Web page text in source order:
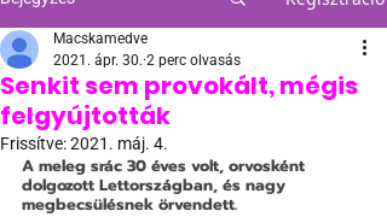
Senkit sem provokált, mégis
felgyújtották
Macskamedve
2021. ápr. 30. 2 perc olvasás
Frissítve:2021. máj. 4.
A meleg srác 30 éves volt, orvosként
dolgozott Lettországban, és nagy
megbecsülésnek örvendett.